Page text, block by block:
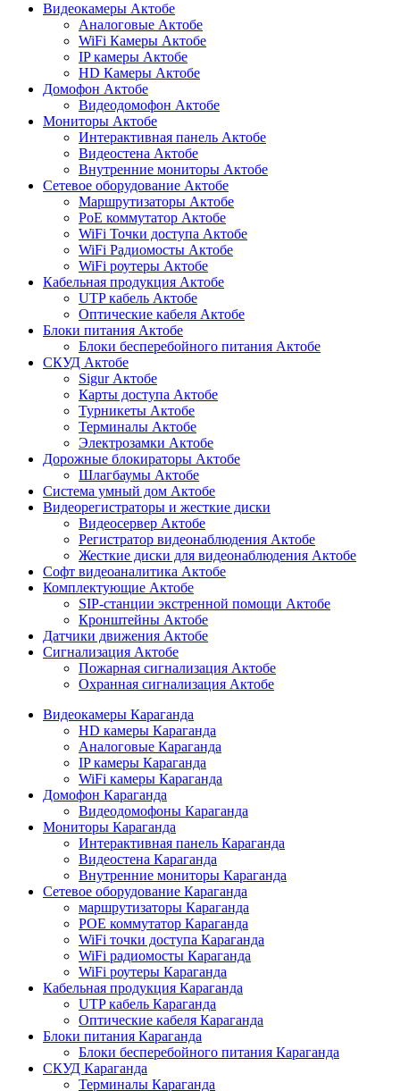
Видеокамеры Актобе
Аналоговые Актобе
WiFi Камеры Актобе
IP камеры Актобе
HD Камеры Актобе
Домофон Актобе
Видеодомофон Актобе
Мониторы Актобе
Интерактивная панель Актобе
Видеостена Актобе
Внутренние мониторы Актобе
Сетевое оборудование Актобе
Маршрутизаторы Актобе
PoE коммутатор Актобе
WiFi Точки доступа Актобе
WiFi Радиомосты Актобе
WiFi роутеры Актобе
Кабельная продукция Актобе
UTP кабель Актобе
Оптические кабеля Актобе
Блоки питания Актобе
Блоки бесперебойного питания Актобе
СКУД Актобе
Sigur Актобе
Карты доступа Актобе
Турникеты Актобе
Терминалы Актобе
Электрозамки Актобе
Дорожные блокираторы Актобе
Шлагбаумы Актобе
Система умный дом Актобе
Видеорегистраторы и жесткие диски
Видеосервер Актобе
Регистратор видеонаблюдения Актобе
Жесткие диски для видеонаблюдения Актобе
Софт видеоаналитика Актобе
Комплектующие Актобе
SIP-станции экстренной помощи Актобе
Кронштейны Актобе
Датчики движения Актобе
Сигнализация Актобе
Пожарная сигнализация Актобе
Охранная сигнализация Актобе
Видеокамеры Караганда
HD камеры Караганда
Аналоговые Караганда
IP камеры Караганда
WiFi камеры Караганда
Домофон Караганда
Видеодомофоны Караганда
Мониторы Караганда
Интерактивная панель Караганда
Видеостена Караганда
Внутренние мониторы Караганда
Сетевое оборудование Караганда
маршрутизаторы Караганда
POE коммутатор Караганда
WiFi точки доступа Караганда
WiFi радиомосты Караганда
WiFi роутеры Караганда
Кабельная продукция Караганда
UTP кабель Караганда
Оптические кабеля Караганда
Блоки питания Караганда
Блоки бесперебойного питания Караганда
СКУД Караганда
Терминалы Караганда